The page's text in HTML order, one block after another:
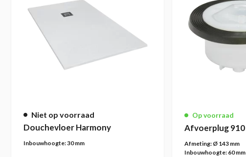
Niet op voorraad
Douchevloer Harmony
Inbouwhoogte:30 mm
meerdere
variaties.
productpagina
Op voorraad
Afvoerplug 910
Afmeting: Ø 143 mm
Inbouwhoogte: 60 mm